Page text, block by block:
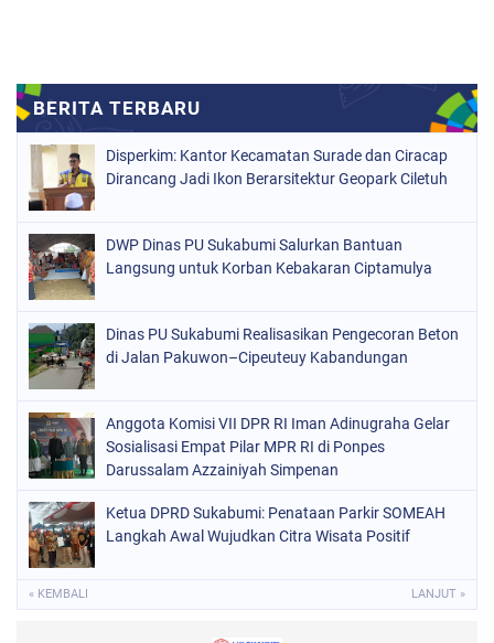
Disperkim: Kantor Kecamatan Surade dan Ciracap
Dirancang Jadi Ikon Berarsitektur Geopark Ciletuh
DWP Dinas PU Sukabumi Salurkan Bantuan
Langsung untuk Korban Kebakaran Ciptamulya
Dinas PU Sukabumi Realisasikan Pengecoran Beton
di Jalan Pakuwon–Cipeuteuy Kabandungan
Anggota Komisi VII DPR RI Iman Adinugraha Gelar
Sosialisasi Empat Pilar MPR RI di Ponpes
Darussalam Azzainiyah Simpenan
Ketua DPRD Sukabumi: Penataan Parkir SOMEAH
Langkah Awal Wujudkan Citra Wisata Positif
« KEMBALI LANJUT »